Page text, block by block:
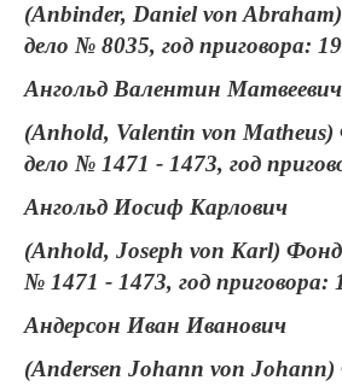
(Anbinder, Daniel von
дело № 8035, год приговора:
Ангольд Валентин Матвеевич
(Anhold, Valentin von
дело № 1471 - 1473, год
Ангольд Иосиф Карлович
(Anhold, Joseph von Karl)
№ 1471 - 1473, год приговора:
Андерсон Иван Иванович
(Andersen Johann von